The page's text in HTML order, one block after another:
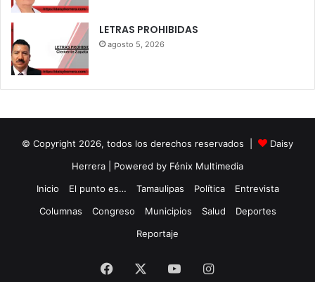
LETRAS PROHIBIDAS
agosto 5, 2026
© Copyright 2026, todos los derechos reservados |
Daisy
Herrera | Powered by Fénix Multimedia
Inicio
El punto es… Tamaulipas Política
Entrevista
Columnas
Congreso Municipios Salud
Deportes
Reportaje
Facebook YouTubeInstagram